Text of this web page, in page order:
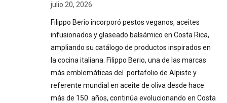
julio 20, 2026
Filippo Berio incorporó pestos veganos, aceites
infusionados y glaseado balsámico en Costa Rica,
ampliando su catálogo de productos inspirados en
la cocina italiana. Filippo Berio, una de las marcas
más emblemáticas del portafolio de Alpiste y
referente mundial en aceite de oliva desde hace
más de 150 años, continúa evolucionando en Costa